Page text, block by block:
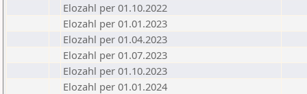
Elozahl per 01.10.2022
Elozahl per 01.01.2023
Elozahl per 01.04.2023
Elozahl per 01.07.2023
Elozahl per 01.10.2023
Elozahl per 01.01.2024